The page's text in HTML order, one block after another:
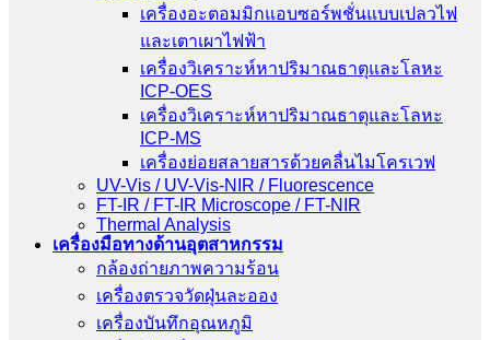
เครื่องอะตอมมิกแอบซอร์พชั่นแบบเปลวไฟ
และเตาเผาไฟฟ้า
เครื่องวิเคราะห์หาปริมาณธาตุและโลหะ
ICP-OES
เครื่องวิเคราะห์หาปริมาณธาตุและโลหะ
ICP-MS
เครื่องย่อยสลายสารด้วยคลื่นไมโครเวฟ
UV-Vis / UV-Vis-NIR / Fluorescence
FT-IR / FT-IR Microscope / FT-NIR
Thermal Analysis
เครื่องมือทางด้านอุตสาหกรรม
กล้องถ่ายภาพความร้อน
เครื่องตรวจวัดฝุ่นละออง
เครื่องบันทึกอุณหภูมิ